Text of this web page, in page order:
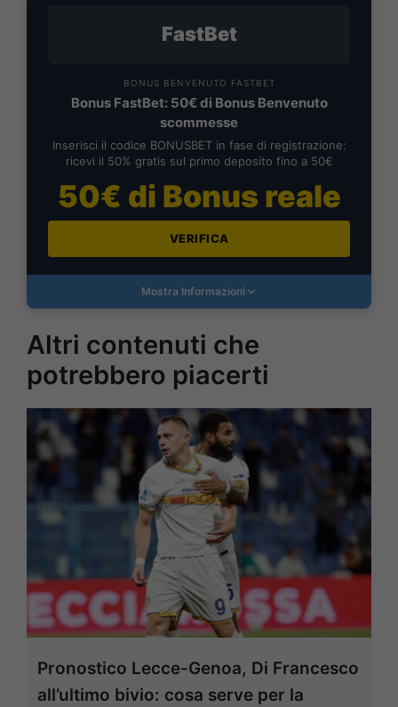
FastBet
BONUS BENVENUTO FASTBET
Bonus FastBet: 50€ di Bonus Benvenuto
scommesse
Inserisci il codice BONUSBET in fase di registrazione:
ricevi il 50% gratis sul primo deposito fino a 50€
50€ di Bonus reale
VERIFICA
Mostra Informazioni
Altri contenuti che
potrebbero piacerti
Pronostico Lecce-Genoa, Di Francesco
all’ultimo bivio: cosa serve per la